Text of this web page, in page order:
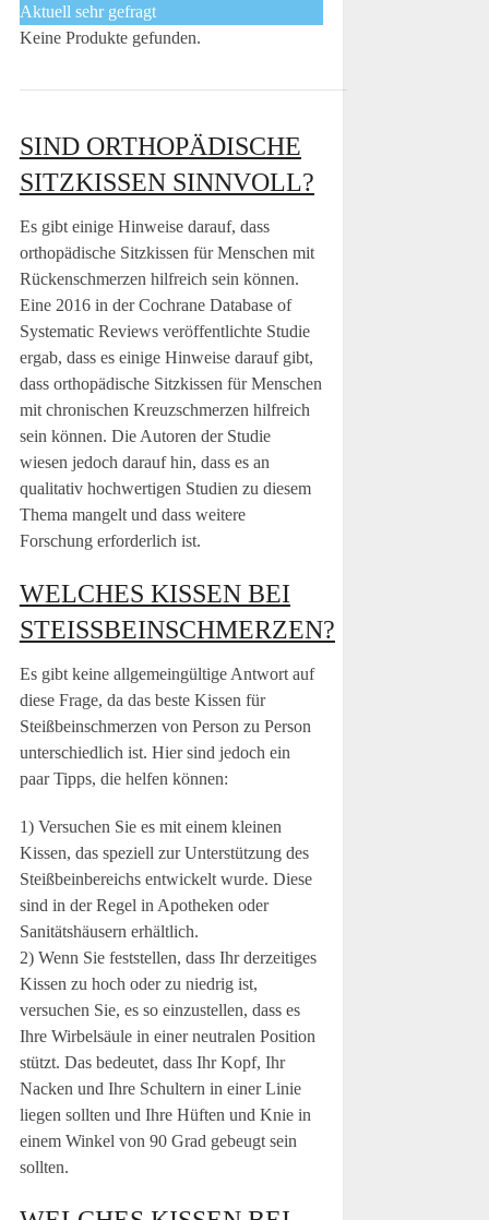
Aktuell sehr gefragt
Keine Produkte gefunden.
SIND ORTHOPÄDISCHE
SITZKISSEN SINNVOLL?
Es gibt einige Hinweise darauf, dass
orthopädische Sitzkissen für Menschen mit
Rückenschmerzen hilfreich sein können.
Eine 2016 in der Cochrane Database of
Systematic Reviews veröffentlichte Studie
ergab, dass es einige Hinweise darauf gibt,
dass orthopädische Sitzkissen für Menschen
mit chronischen Kreuzschmerzen hilfreich
sein können. Die Autoren der Studie
wiesen jedoch darauf hin, dass es an
qualitativ hochwertigen Studien zu diesem
Thema mangelt und dass weitere
Forschung erforderlich ist.
WELCHES KISSEN BEI
STEISSBEINSCHMERZEN?
Es gibt keine allgemeingültige Antwort auf
diese Frage, da das beste Kissen für
Steißbeinschmerzen von Person zu Person
unterschiedlich ist. Hier sind jedoch ein
paar Tipps, die helfen können:
1) Versuchen Sie es mit einem kleinen
Kissen, das speziell zur Unterstützung des
Steißbeinbereichs entwickelt wurde. Diese
sind in der Regel in Apotheken oder
Sanitätshäusern erhältlich.
2) Wenn Sie feststellen, dass Ihr derzeitiges
Kissen zu hoch oder zu niedrig ist,
versuchen Sie, es so einzustellen, dass es
Ihre Wirbelsäule in einer neutralen Position
stützt. Das bedeutet, dass Ihr Kopf, Ihr
Nacken und Ihre Schultern in einer Linie
liegen sollten und Ihre Hüften und Knie in
einem Winkel von 90 Grad gebeugt sein
sollten.